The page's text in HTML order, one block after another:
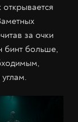
за очки
бинт больше,